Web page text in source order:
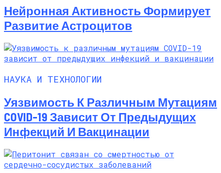
Нейронная Активность Формирует
Развитие Астроцитов
НАУКА И ТЕХНОЛОГИИ
Уязвимость К Различным Мутациям
COVID-19 Зависит От Предыдущих
Инфекций И Вакцинации